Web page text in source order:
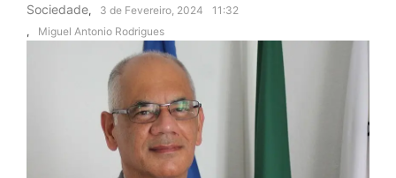
Sociedade, 3 de Fevereiro, 2024
11:32
,
Miguel Antonio Rodrigues